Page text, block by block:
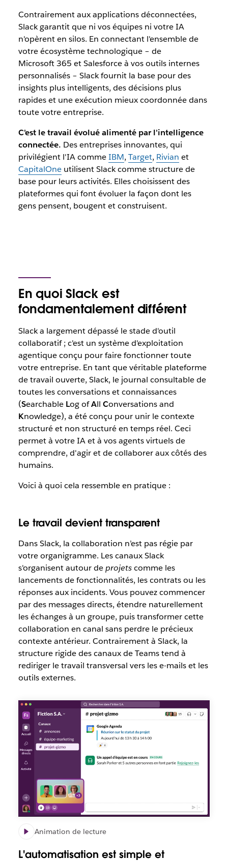
Contrairement aux applications déconnectées,
Slack garantit que ni vos équipes ni votre IA
n'opèrent en silos. En connectant l'ensemble de
votre écosystème technologique – de
Microsoft 365 et Salesforce à vos outils internes
personnalisés – Slack fournit la base pour des
insights plus intelligents, des décisions plus
rapides et une exécution mieux coordonnée dans
toute votre entreprise.
C'est le travail évolué alimenté par l'intelligence
connectée. Des entreprises innovantes, qui
privilégient l'IA commeIBM, Target, Rivian et
CapitalOneutilisent Slack comme structure de
base pour leurs activités. Elles choisissent des
plateformes qui font évoluer la façon dont les
gens pensent, bougent et construisent.
En quoi Slack est
fondamentalement différent
Slack a largement dépassé le stade d'outil
collaboratif ; c'est un système d'exploitation
agentique conçu pour faire fonctionner toute
votre entreprise. En tant que véritable plateforme
de travail ouverte, Slack, le journal consultable de
toutes les conversations et connaissances
(Searchable Log ofAll Conversations and
Knowledge), a été conçu pour unir le contexte
structuré et non structuré en temps réel. Ceci
permet à votre IA et à vos agents virtuels de
comprendre, d'agir et de collaborer aux côtés des
humains.
Voici à quoi cela ressemble en pratique :
Le travail devient transparent
Dans Slack, la collaboration n’est pas régie par
votre organigramme. Les canaux Slack
s'organisent autour deprojetscomme les
lancements de fonctionnalités, les contrats ou les
réponses aux incidents. Vous pouvez commencer
par des messages directs, étendre naturellement
les échanges à un groupe, puis transformer cette
collaboration en canal sans perdre le précieux
contexte antérieur. Contrairement à Slack, la
structure rigide des canaux de Teams tend à
rediriger le travail transversal vers les e-mails et les
outils externes.
Animation de lecture
L'automatisation est simple et